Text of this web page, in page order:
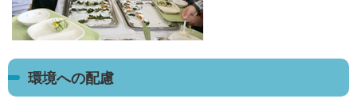
環境への配慮